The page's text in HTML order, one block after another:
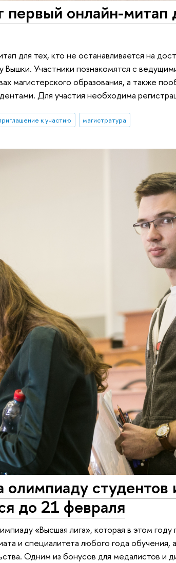
онлайн-митап
для тех, кто не останавливается на
Вышки. Участники познакомятся с
магистерского образования, а также
Для участия необходима
к участию магистратура
олимпиаду
до 21 февраля
«Высшая лига», которая в этом
и специалитета любого года обучения,
Одним из бонусов для медалистов и